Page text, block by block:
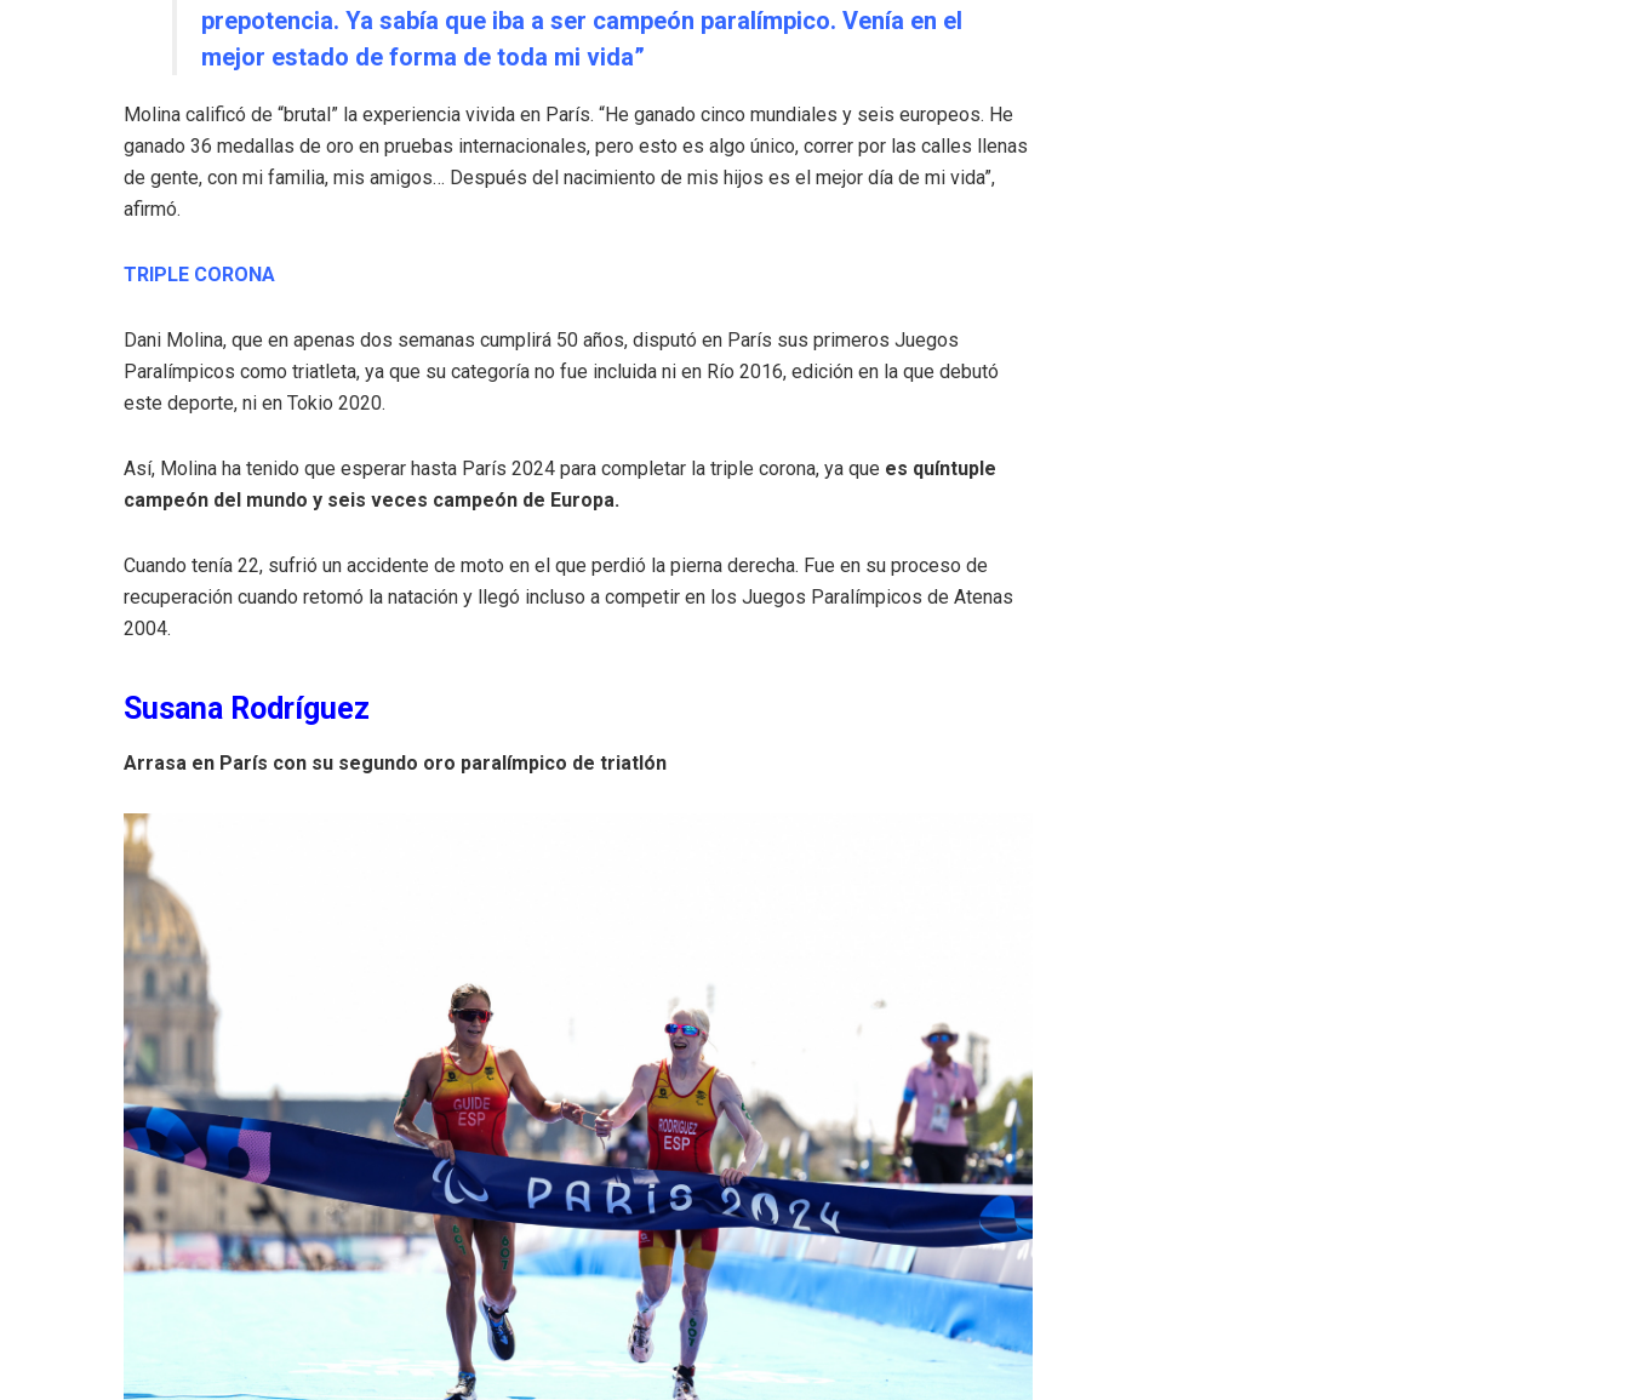
prepotencia. Ya sabía que iba a ser campeón paralímpico. Venía en el
mejor estado de forma de toda mi vida”
Molina calificó de “brutal” la experiencia vivida en París. “He ganado cinco mundiales y seis europeos. He
ganado 36 medallas de oro en pruebas internacionales, pero esto es algo único, correr por las calles llenas
de gente, con mi familia, mis amigos… Después del nacimiento de mis hijos es el mejor día de mi vida”,
afirmó.
TRIPLE CORONA
Dani Molina, que en apenas dos semanas cumplirá 50 años, disputó en París sus primeros Juegos
Paralímpicos como triatleta, ya que su categoría no fue incluida ni en Río 2016, edición en la que debutó
este deporte, ni en Tokio 2020.
Así, Molina ha tenido que esperar hasta París 2024 para completar la triple corona, ya que es quíntuple
campeón del mundo y seis veces campeón de Europa.
Cuando tenía 22, sufrió un accidente de moto en el que perdió la pierna derecha. Fue en su proceso de
recuperación cuando retomó la natación y llegó incluso a competir en los Juegos Paralímpicos de Atenas
2004.
Susana Rodríguez
Arrasa en París con su segundo oro paralímpico de triatlón